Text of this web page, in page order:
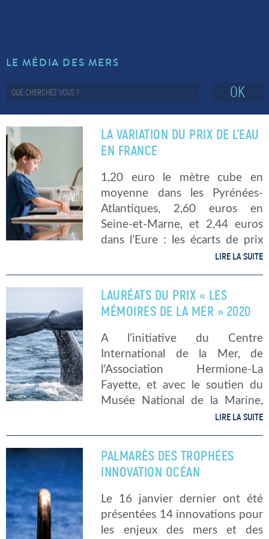
LE MÉDIA DES MERS
OK
LA VARIATION DU PRIX DE L’EAU
EN FRANCE
1,20 euro le mètre cube en
moyenne dans les Pyrénées-
Atlantiques, 2,60 euros en
Seine-et-Marne, et 2,44 euros
dans l’Eure : les écarts de prix
de l’eau du robinet sont
l’autre. En effet, il existerait plus
de […]
LIRE LA SUITE
LAURÉATS DU PRIX « LES
MÉMOIRES DE LA MER » 2020
A l’initiative du Centre
International de la Mer, de
l’Association Hermione-La
Fayette, et avec le soutien du
Musée National de la Marine,
les prix des Mémoires de la Mer
des auteurs de livres, de bandes
dessinées […]
LIRE LA SUITE
PALMARÈS DES TROPHÉES
INNOVATION OCÉAN
Le 16 janvier dernier ont été
présentées 14 innovations pour
les enjeux des mers et des